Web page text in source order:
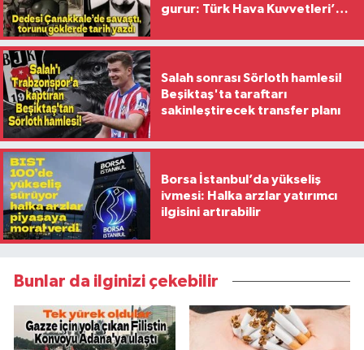
gurur: Türk Hava Kuvvetleri’nin
Salah sonrası Sörloth hamlesi!
Beşiktaş'ta taraftarı
sakinleştirecek transfer planı
Borsa İstanbul’da yükseliş
ivmesi: Halka arzlar yatırımcı
ilgisini artırabilir
Bunlar da ilginizi çekebilir